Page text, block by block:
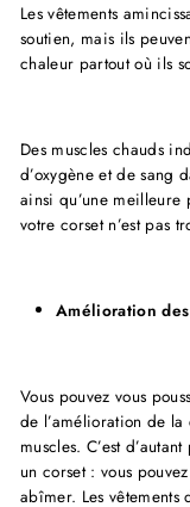
Les vêtements
soutien, mais ils
chaleur partout où ils
Des muscles chauds
d’oxygène et de sang
ainsi qu’une meilleure
votre corset n’est pas
Amélioration
Vous pouvez vous
de l’amélioration de
muscles. C’est
un corset : vous
abîmer. Les